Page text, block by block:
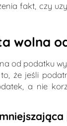
fakt, czy
wolna
od podatku
że jeśli
a nie